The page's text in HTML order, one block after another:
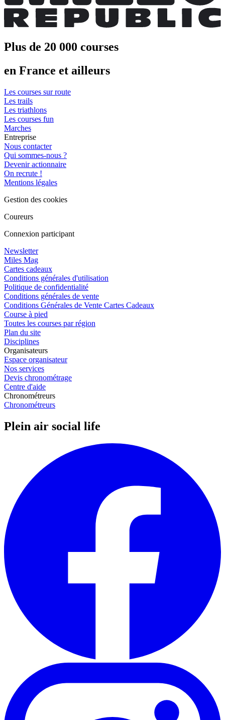
Plus de 20 000 courses
en France et ailleurs
Les courses sur route
Les trails
Les triathlons
Les courses fun
Marches
Entreprise
Nous contacter
Qui sommes-nous ?
Devenir actionnaire
On recrute !
Mentions légales
Gestion des cookies
Coureurs
Connexion participant
Newsletter
Miles Mag
Cartes cadeaux
Conditions générales d'utilisation
Politique de confidentialité
Conditions générales de vente
Conditions Générales de Vente Cartes Cadeaux
Course à pied
Toutes les courses par région
Plan du site
Disciplines
Organisateurs
Espace organisateur
Nos services
Devis chronométrage
Centre d'aide
Chronométreurs
Chronométreurs
Plein air social life